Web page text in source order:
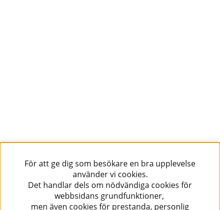
För att ge dig som besökare en bra upplevelse
använder vi cookies.
Det handlar dels om nödvändiga cookies för
webbsidans grundfunktioner,
men även cookies för prestanda, personlig